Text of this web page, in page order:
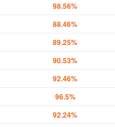
98.56%
88.46%
89.25%
90.53%
92.46%
96.5%
92.24%